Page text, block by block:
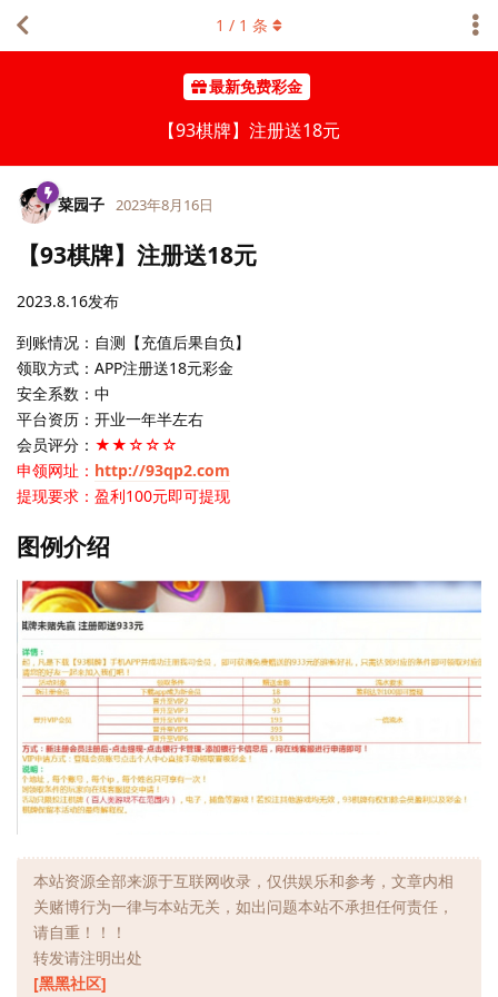
最新免费彩金
【93棋牌】注册送18元
1 / 1 条
菜园子 2023年8月16日
【93棋牌】注册送18元
2023.8.16发布
到账情况：自测【充值后果自负】
领取方式：APP注册送18元彩金
安全系数：中
平台资历：开业一年半左右
会员评分： ★★☆☆☆
申领网址： http://93qp2.com
提现要求：盈利100元即可提现
图例介绍
本站资源全部来源于互联网收录，仅供娱乐和参考，文章内相
关赌博行为一律与本站无关，如出问题本站不承担任何责任，
请自重！！！
转发请注明出处
[黑黑社区]